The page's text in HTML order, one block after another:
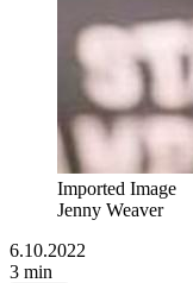
Imported Image
Jenny Weaver
6.10.2022
3 min